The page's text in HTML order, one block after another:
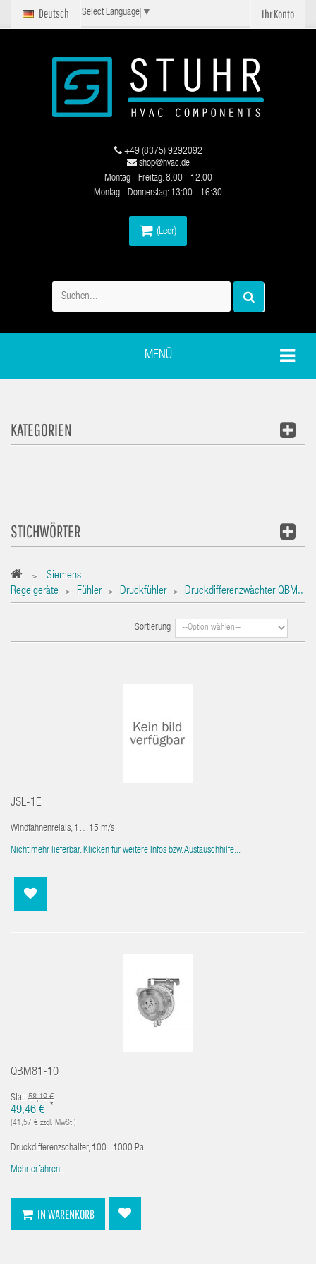
Ihr Konto
Deutsch Select Language ▼
(Leer)
+49 (8375) 9292092
shop@hvac.de
Montag - Freitag: 8:00 - 12:00
Montag - Donnerstag: 13:00 - 16:30
MENÜ
KATEGORIEN
STICHWÖRTER
>
Siemens
Regelgeräte
> Fühler > Druckfühler > Druckdifferenzwächter QBM..
Sortierung
JSL-1E
Windfahnenrelais, 1…15 m/s
Nicht mehr lieferbar. Klicken für weitere Infos bzw. Austauschhilfe...
QBM81-10
Statt58,19 €
49,46 € *
(41,57 € zzgl. MwSt.)
Druckdifferenzschalter, 100...1000 Pa
Mehr erfahren...
IN WARENKORB